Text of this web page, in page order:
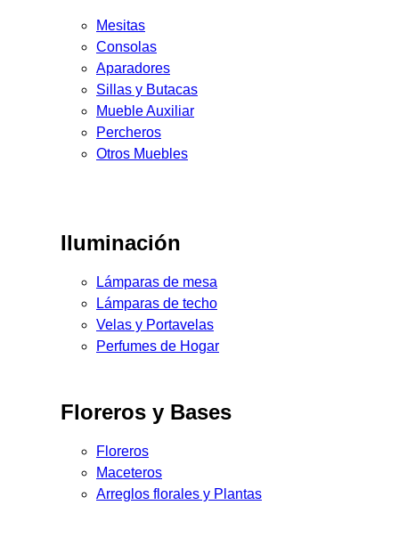
Mesitas
Consolas
Aparadores
Sillas y Butacas
Mueble Auxiliar
Percheros
Otros Muebles
Iluminación
Lámparas de mesa
Lámparas de techo
Velas y Portavelas
Perfumes de Hogar
Floreros y Bases
Floreros
Maceteros
Arreglos florales y Plantas